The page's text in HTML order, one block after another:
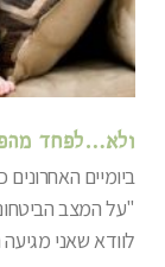
ולא…לפחד
ביומיים
"על המצב
לוודא שאני מגיעה